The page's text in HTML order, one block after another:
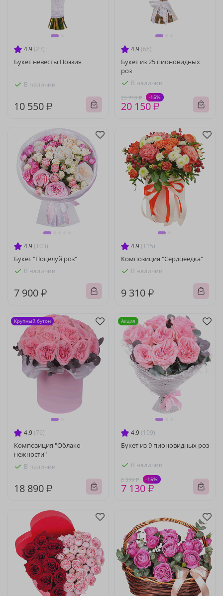
4.9 (23)
Букет невесты Поэзия
В наличии
10 550 ₽
4.9 (66)
Букет из 25 пионовидных
роз
В наличии
23 710 ₽ -15%
20 150 ₽
4.9 (103)
Букет "Поцелуй роз"
В наличии
7 900 ₽
4.9 (115)
Композиция "Сердцеедка"
В наличии
9 310 ₽
4.9 (76)
Композиция "Облако
нежности"
В наличии
18 890 ₽
Крупный бутон
4.9 (199)
Букет из 9 пионовидных роз
В наличии
8 390 ₽ -15%
7 130 ₽
Акция